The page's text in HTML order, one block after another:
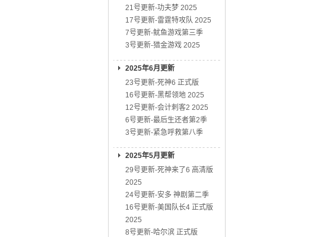
21号更新-功夫梦 2025
17号更新-雷霆特攻队 2025
7号更新-鱿鱼游戏第三季
3号更新-猎金游戏 2025
2025年6月更新
23号更新-死神6 正式版
16号更新-黑帮领地 2025
12号更新-会计刺客2 2025
6号更新-最后生还者第2季
3号更新-紧急呼救第八季
2025年5月更新
29号更新-死神来了6 高清版
2025
24号更新-安多 神剧第二季
16号更新-美国队长4 正式版
2025
8号更新-哈尔滨 正式版